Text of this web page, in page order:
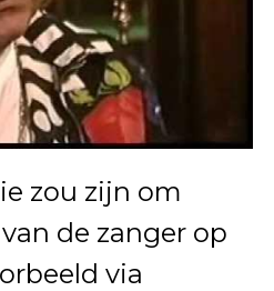
zou zijn om
de zanger op
via